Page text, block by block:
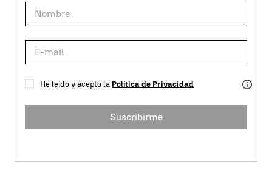
He leído y acepto la Política de Privacidad
Suscribirme